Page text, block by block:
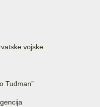
vojske
Tuđman”